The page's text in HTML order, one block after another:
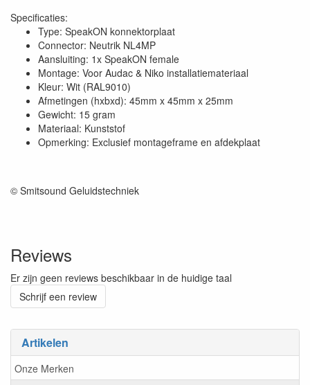
Artikelen
Onze Merken
Specificaties:
Type: SpeakON konnektorplaat
Connector: Neutrik NL4MP
Aansluiting: 1x SpeakON female
Montage: Voor Audac & Niko installatiemateriaal
Kleur: Wit (RAL9010)
Afmetingen (hxbxd): 45mm x 45mm x 25mm
Gewicht: 15 gram
Materiaal: Kunststof
Opmerking: Exclusief montageframe en afdekplaat
© Smitsound Geluidstechniek
Reviews
Er zijn geen reviews beschikbaar in de huidige taal
Schrijf een review